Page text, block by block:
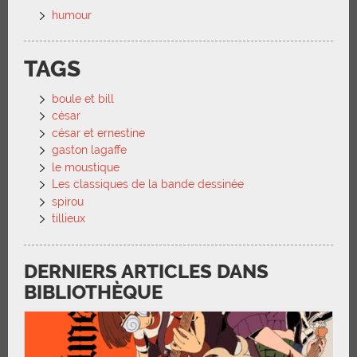
humour
TAGS
boule et bill
césar
césar et ernestine
gaston lagaffe
le moustique
Les classiques de la bande dessinée
spirou
tillieux
DERNIERS ARTICLES DANS
BIBLIOTHÈQUE